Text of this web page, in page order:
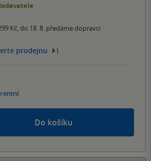
Kč, do 18. 8. předáme dopravci
prodejnu )
Do košíku